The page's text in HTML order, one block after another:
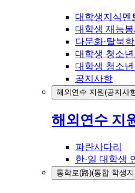
대학생지식멘
대학생 재능
다문화·탈북
대학생 청소
대학생 청소
공지사항
해외연수 지원(공지사
해외연수 지
파란사다리
한·일 대학생
통학로(路)(통합 학생